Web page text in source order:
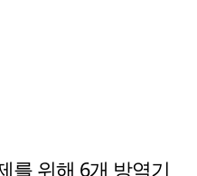
를 위해 6개 방역기